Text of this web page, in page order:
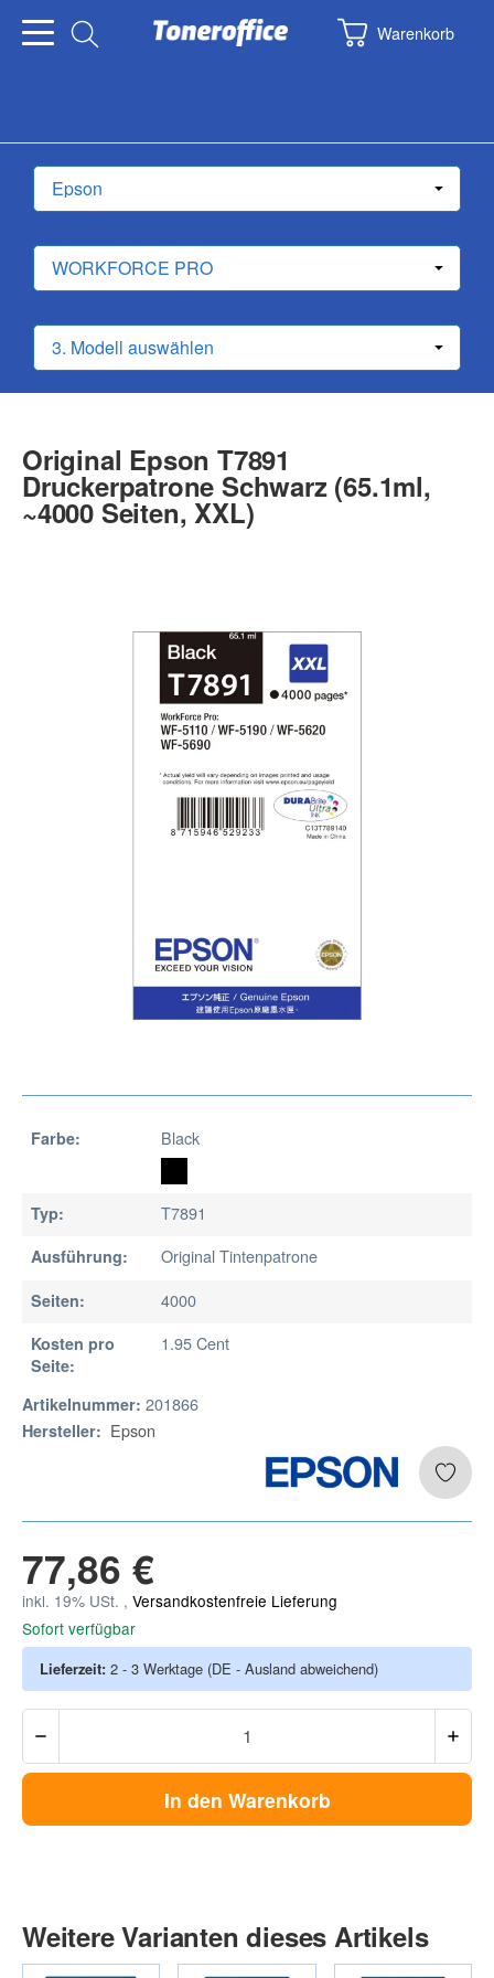
Warenkorb
Original Epson T7891
Druckerpatrone Schwarz (65.1ml,
~4000 Seiten, XXL)
Farbe: Black
Typ: T7891
Ausführung: Original Tintenpatrone
Seiten: 4000
Kosten pro
Seite:
1.95 Cent
Artikelnummer: 201866
Hersteller: Epson
77,86 €
inkl. 19% USt. , Versandkostenfreie Lieferung
Sofort verfügbar
Lieferzeit: 2 - 3 Werktage (DE - Ausland abweichend)
In den Warenkorb
Weitere Varianten dieses Artikels